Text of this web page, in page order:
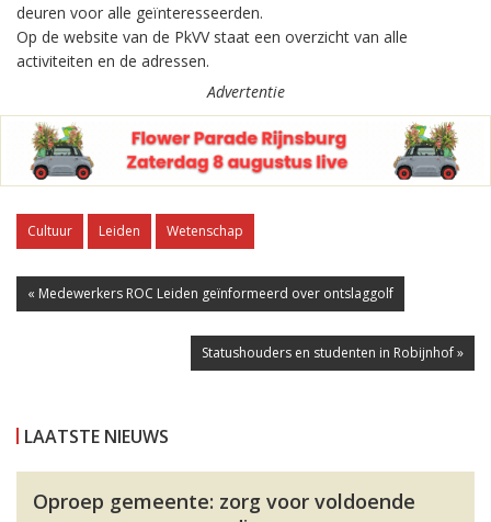
deuren voor alle geïnteresseerden.
Op de website van de PkVV staat een overzicht van alle
activiteiten en de adressen.
Advertentie
Cultuur Leiden Wetenschap
« Medewerkers ROC Leiden geïnformeerd over ontslaggolf
Statushouders en studenten in Robijnhof »
LAATSTE NIEUWS
Oproep gemeente: zorg voor voldoende